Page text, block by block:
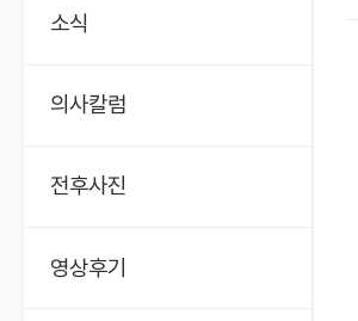
소식
의사칼럼
전후사진
영상후기